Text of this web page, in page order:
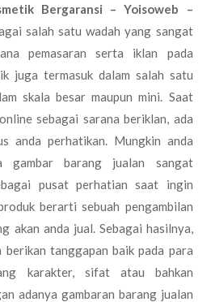
Bergaransi – Yoisoweb –
salah satu wadah yang sangat
pemasaran serta iklan pada
juga termasuk dalam salah satu
skala besar maupun mini. Saat
sebagai sarana beriklan, ada
anda perhatikan. Mungkin anda
gambar barang jualan sangat
pusat perhatian saat ingin
berarti sebuah pengambilan
akan anda jual. Sebagai hasilnya,
tanggapan baik pada para
karakter, sifat atau bahkan
adanya gambaran barang jualan